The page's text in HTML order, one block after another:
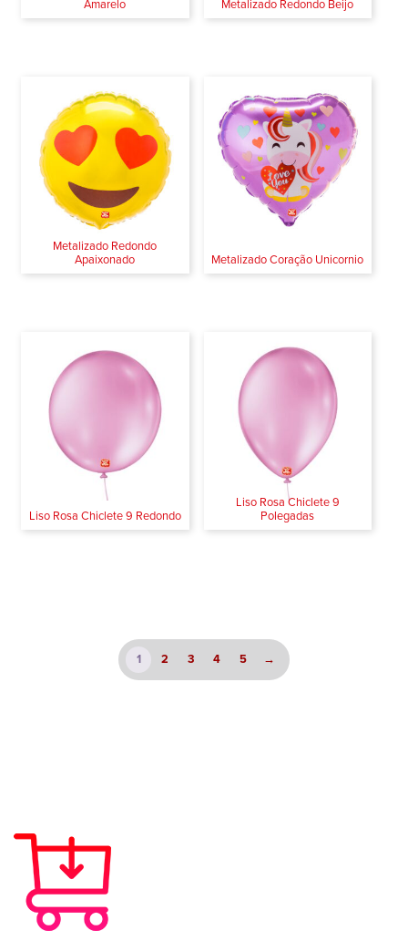
Amarelo Metalizado Redondo Beijo
Metalizado Redondo
Apaixonado Metalizado Coração Unicornio
Liso Rosa Chiclete 9 Redondo
Liso Rosa Chiclete 9
Polegadas
1 2 3 4 5 →